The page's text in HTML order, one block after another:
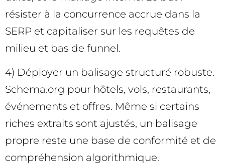
résister à la concurrence accrue dans la
SERP et capitaliser sur les requêtes de
milieu et bas de funnel.
4) Déployer un balisage structuré robuste.
Schema.org pour hôtels, vols, restaurants,
événements et offres. Même si certains
riches extraits sont ajustés, un balisage
propre reste une base de conformité et de
compréhension algorithmique.